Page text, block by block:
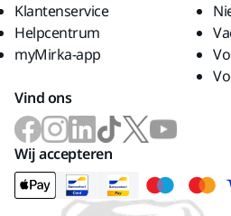
Klantenservice
Helpcentrum
myMirka-app
Vind ons
Wij accepteren